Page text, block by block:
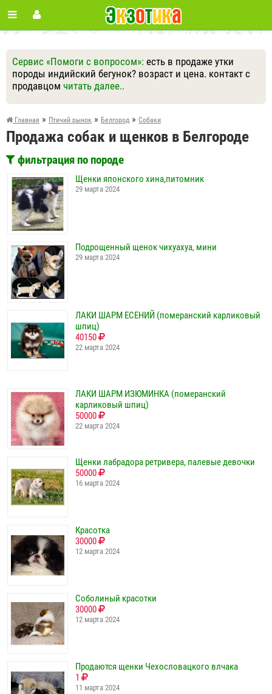
Сервис «Помоги с вопросом»: есть в продаже утки
породы индийский бегунок? возраст и цена. контакт с
продавцом читать далее..
Ответить Другие вопросы
Задать вопрос
Главная » Птичий рынок » Белгород » Собаки
Продажа собак и щенков в Белгороде
фильтрация по породе
Щенки японского хина,питомник
29 марта 2024
Подрощенный щенок чихуахуа, мини
29 марта 2024
ЛАКИ ШАРМ ЕСЕНИЙ (померанский карликовый
шпиц)
40150
22 марта 2024
ЛАКИ ШАРМ ИЗЮМИНКА (померанский
карликовый шпиц)
50000
22 марта 2024
Щенки лабрадора ретривера, палевые девочки
50000
16 марта 2024
Красотка
30000
12 марта 2024
Соболиный красотки
30000
12 марта 2024
Продаются щенки Чехословацкого влчака
1
11 марта 2024